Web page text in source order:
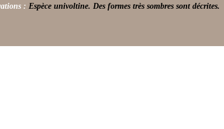
: Espèce univoltine. Des formes très sombres sont décrites.